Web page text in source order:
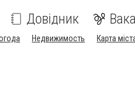
Довідник
Недвижимость Карта